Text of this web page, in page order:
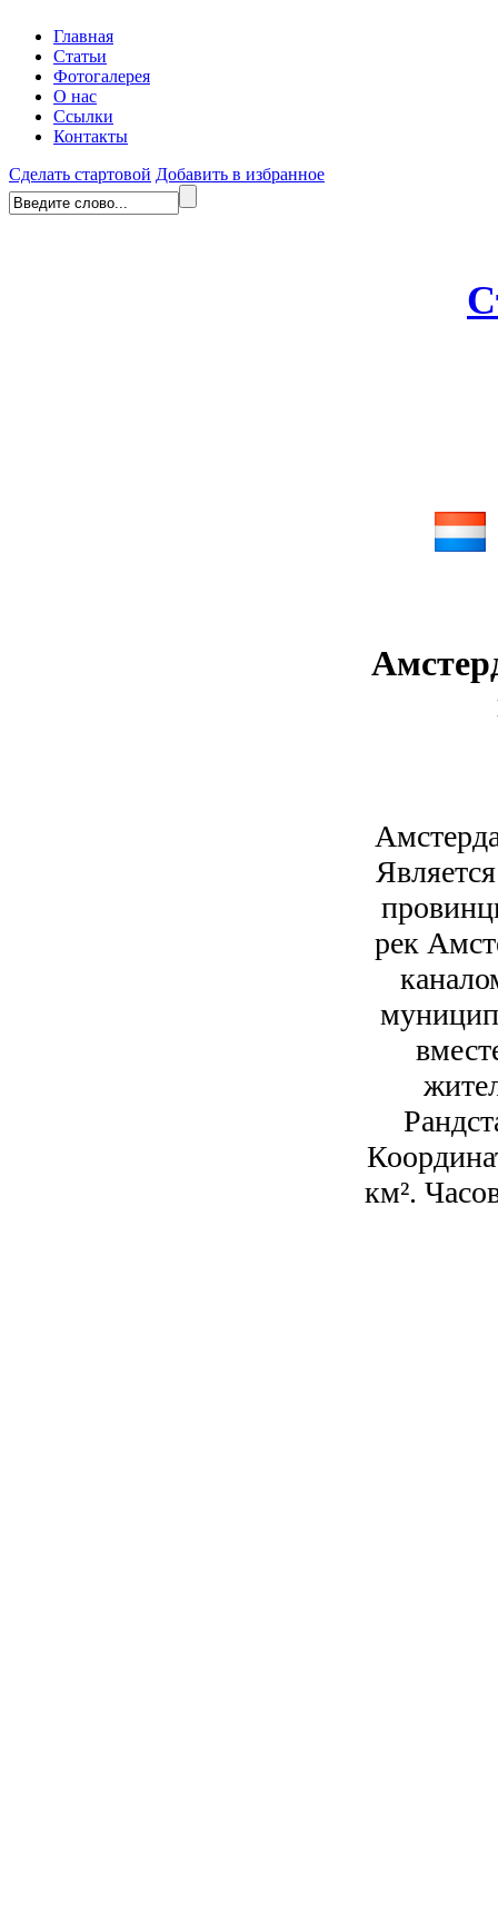
Главная
Статьи
Фотогалерея
О нас
Ссылки
Контакты
Сделать стартовой Добавить в избранное
рек
км².